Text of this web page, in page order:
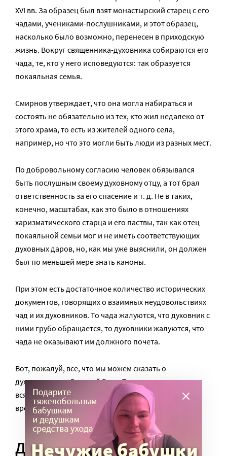
XVI вв. За образец был взят монастырский старец с его
чадами, учениками-послушниками, и этот образец,
насколько было возможно, перенесен в приходскую
жизнь. Вокруг священника-духовника собираются его
чада, те, кто у него исповедуются: так образуется
покаяльная семья.
Смирнов утверждает, что она могла набираться и
состоять не обязательно из тех, кто жил недалеко от
этого храма, то есть из жителей одного села,
например, но что это могли быть люди из разных мест.
По добровольному согласию человек обязывался
быть послушным своему духовному отцу, а тот брал
ответственность за его спасение и т. д. Не в таких,
конечно, масштабах, как это было в отношениях
харизматического старца и его паствы, так как отец
покаяльной семьи мог и не иметь соответствующих
духовных даров, но, как мы уже выяснили, он должен
был по меньшей мере знать каноны.
При этом есть достаточное количество исторических
документов, говорящих о взаимных неудовольствиях
чад и их духовников. То чада жалуются, что духовник с
ними грубо обращается, то духовники жалуются, что
чада не оказывают им должного почета.
Вот, пожалуй, все, что мы можем сказать о
духовничестве Древней Руси. По-видимому, оно во
всяком случае отвечало запросам и обычаям своего
времени.
Духовник на социальной